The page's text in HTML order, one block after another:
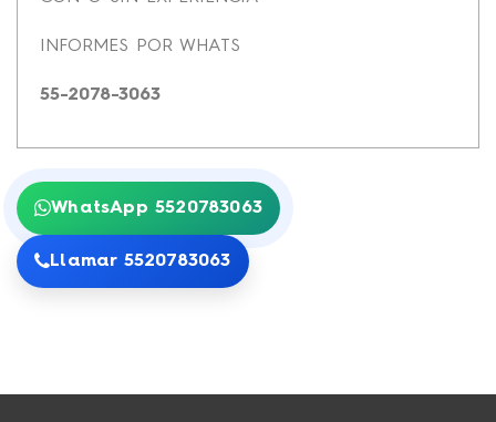
INFORMES POR WHATS
55-2078-3063
WhatsApp 5520783063
Llamar 5520783063